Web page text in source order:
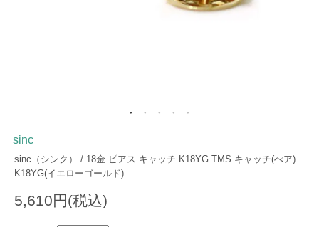
sinc
sinc（シンク） / 18金 ピアス キャッチ K18YG TMS キャッチ(ぺア)
K18YG(イエローゴールド)
5,610円(税込)